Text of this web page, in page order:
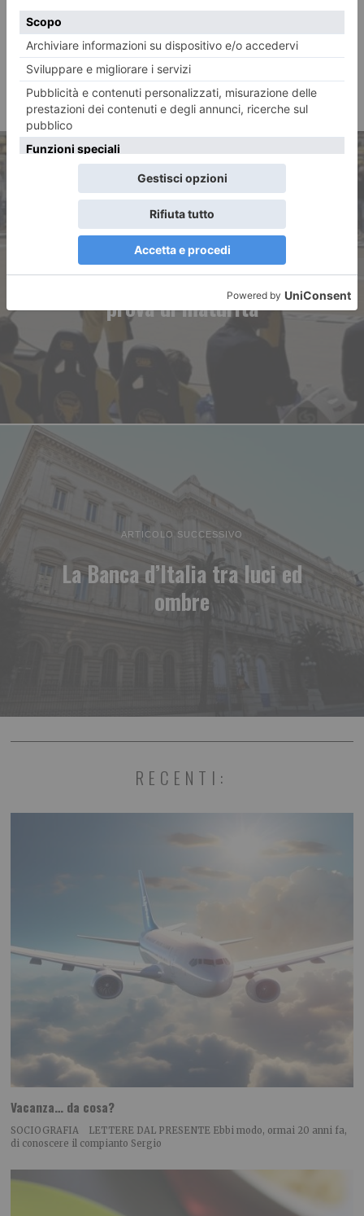
Basket Torino Reale Mutua:
prova di maturità
ARTICOLO SUCCESSIVO
La Banca d’Italia tra luci ed
ombre
RECENTI:
Vacanza… da cosa?
SOCIOGRAFIA LETTERE DAL PRESENTE Ebbi modo, ormai 20 anni fa,
di conoscere il compianto Sergio